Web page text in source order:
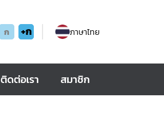
ก +ก ภาษาไทย
ติดต่อเรา สมาชิก